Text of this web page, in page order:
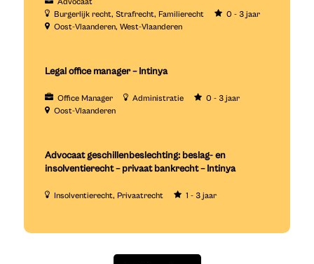
Advocaat
Burgerlijk recht Strafrecht Familierecht
0 - 3 jaar
Oost-Vlaanderen West-Vlaanderen
Legal office manager – Intinya
Office Manager Administratie
0 - 3 jaar
Oost-Vlaanderen
Advocaat geschillenbeslechting: beslag- en
insolventierecht – privaat bankrecht – Intinya
Insolventierecht Privaatrecht 1 - 3 jaar